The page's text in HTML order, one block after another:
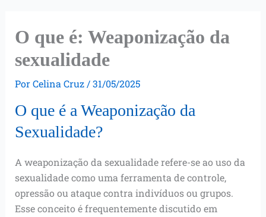
O que é: Weaponização da
sexualidade
PorCelina Cruz/31/05/2025
O que é a Weaponização da
Sexualidade?
A weaponização da sexualidade refere-se ao uso da
sexualidade como uma ferramenta de controle,
opressão ou ataque contra indivíduos ou grupos.
Esse conceito é frequentemente discutido em